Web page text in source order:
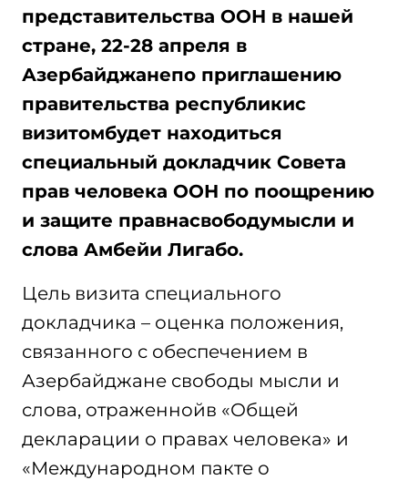
представительства ООН в нашей
стране, 22-28 апреля в
Азербайджанепо приглашению
правительства республикис
визитомбудет находиться
специальный докладчик Совета
прав человека ООН по поощрению
и защите правнасвободумысли и
слова Амбейи Лигабо.
Цель визита специального
докладчика – оценка положения,
связанного с обеспечением в
Азербайджане свободы мысли и
слова, отраженнойв «Общей
декларации о правах человека» и
«Международном пакте о